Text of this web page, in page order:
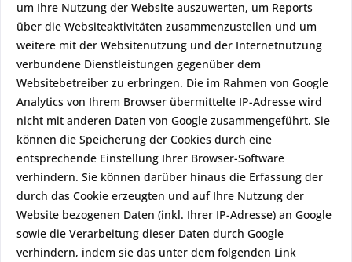
um Ihre Nutzung der Website auszuwerten, um Reports
über die Websiteaktivitäten zusammenzustellen und um
weitere mit der Websitenutzung und der Internetnutzung
verbundene Dienstleistungen gegenüber dem
Websitebetreiber zu erbringen. Die im Rahmen von Google
Analytics von Ihrem Browser übermittelte IP-Adresse wird
nicht mit anderen Daten von Google zusammengeführt. Sie
können die Speicherung der Cookies durch eine
entsprechende Einstellung Ihrer Browser-Software
verhindern. Sie können darüber hinaus die Erfassung der
durch das Cookie erzeugten und auf Ihre Nutzung der
Website bezogenen Daten (inkl. Ihrer IP-Adresse) an Google
sowie die Verarbeitung dieser Daten durch Google
verhindern, indem sie das unter dem folgenden Link